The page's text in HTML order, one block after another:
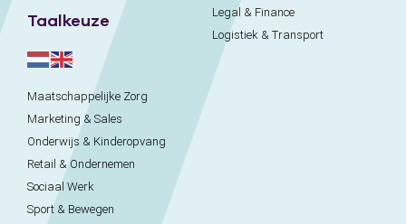
Taalkeuze
Legal & Finance
Logistiek & Transport
Maatschappelijke Zorg
Marketing & Sales
Onderwijs & Kinderopvang
Retail & Ondernemen
Sociaal Werk
Sport & Bewegen